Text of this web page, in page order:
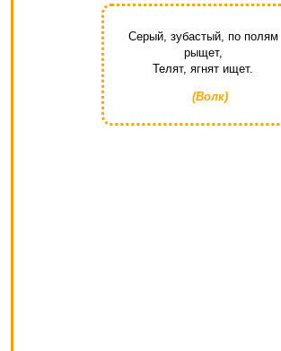
Серый, зубастый, по полям
рыщет,
Телят, ягнят ищет.
(Волк)